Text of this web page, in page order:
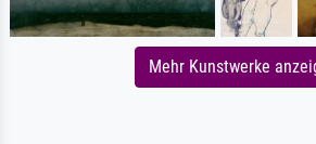
Mehr Kunstwerke